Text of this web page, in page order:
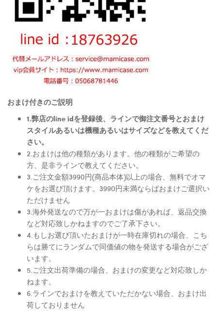
おまけ付きのご説明
1.弊店のline idを登録後、ラインで御注文番号とおまけ
スタイルあるいは機種あるいはサイズなどを教えてくだ
さい。
2.おまけは他の種類があります。他の種類がご希望の
方、是非ラインで教えてください。
3.ご注文金額3990円(商品本体)以上の場合、無料でオマ
ケをお選び頂けます。3990円未満ならばおまけご選択い
ただけません
3.海外発送なので万が一おまけは傷があれば、返品交換
など対応致しかねますのでご了承下さい。
4.もしお選び頂いたおまけが一時在庫切れの場合、こち
らは勝てにランダムで同価値の物を発送する場合がござ
います。
5.ご注文出荷準備の場合、おまけの変更など対応致しか
ねます。
6.ラインでおまけを教えていただかない場合、おまけ出
荷しておりません